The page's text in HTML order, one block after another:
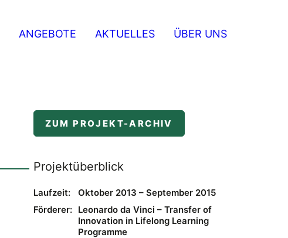
ANGEBOTE AKTUELLES ÜBER UNS
ZUM PROJEKT-ARCHIV
Projektüberblick
Laufzeit:
Oktober 2013 – September 2015
Förderer:
Leonardo da Vinci – Transfer of
Innovation in Lifelong Learning
Programme